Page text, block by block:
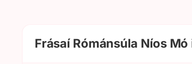
Frásaí Rómánsúla Níos